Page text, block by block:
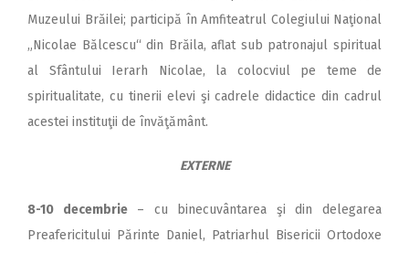
Muzeului Brăilei; participă în Amfiteatrul Colegiului Naţional
„Nicolae Bălcescu“ din Brăila, aflat sub patronajul spiritual
al Sfântului Ierarh Nicolae, la colocviul pe teme de
spiritualitate, cu tinerii elevi şi cadrele didactice din cadrul
acestei instituţii de învăţământ.
EXTERNE
8-10 decembrie– cu binecuvântarea şi din delegarea
Preafericitului Părinte Daniel, Patriarhul Bisericii Ortodoxe